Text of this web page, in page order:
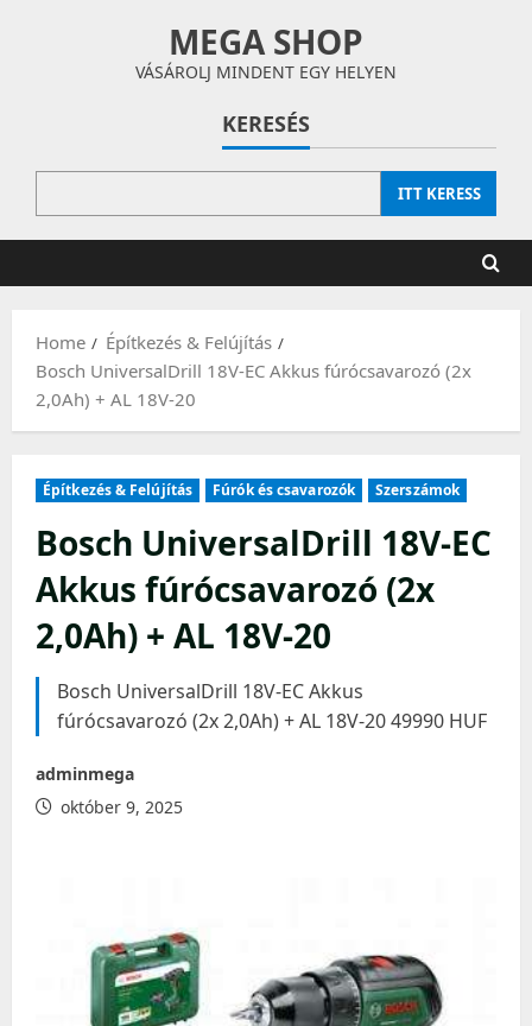
MEGA SHOP
VÁSÁROLJ MINDENT EGY HELYEN
KERESÉS
ITT KERESS
Home
Építkezés & Felújítás
Bosch UniversalDrill 18V-EC Akkus fúrócsavarozó (2x
2,0Ah) + AL 18V-20
Építkezés & Felújítás Fúrók és csavarozók Szerszámok
Bosch UniversalDrill 18V-EC
Akkus fúrócsavarozó (2x
2,0Ah) + AL 18V-20
Bosch UniversalDrill 18V-EC Akkus
fúrócsavarozó (2x 2,0Ah) + AL 18V-20 49990 HUF
adminmega
október 9, 2025